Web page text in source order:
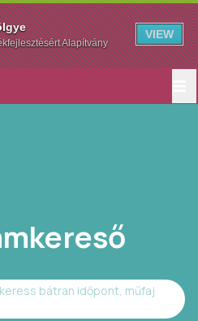
bátran időpont, műfaj
Alapítvány
VIEW